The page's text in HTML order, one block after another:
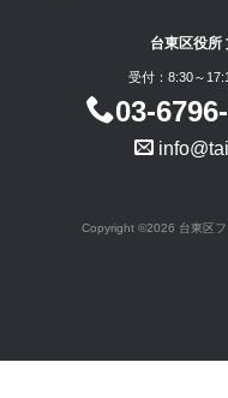
台東区役所
受付：8:30～
03-
Copyright ©2026 台東区